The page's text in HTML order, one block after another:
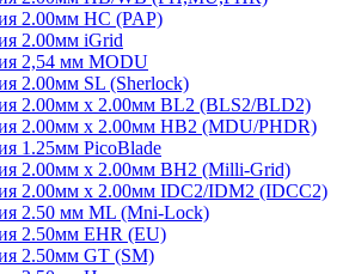
2.00мм HC (PAP)
2.00мм iGrid
2,54 мм MODU
2.00мм SL (Sherlock)
2.00мм x 2.00мм BL2 (BLS2/BLD2)
2.00мм x 2.00мм HB2 (MDU/PHDR)
1.25мм PicoBlade
2.00мм х 2.00мм BH2 (Milli-Grid)
2.00мм х 2.00мм IDC2/IDM2 (IDCC2)
2.50 мм ML (Mni-Lock)
2.50мм EHR (EU)
2.50мм GT (SM)